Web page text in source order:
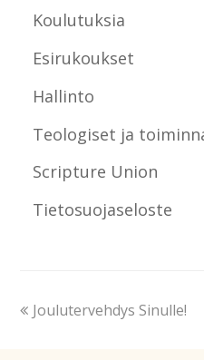
Koulutuksia
Esirukoukset
Hallinto
Teologiset ja
Scripture Union
Tietosuojaseloste
Joulutervehdys Sinulle!